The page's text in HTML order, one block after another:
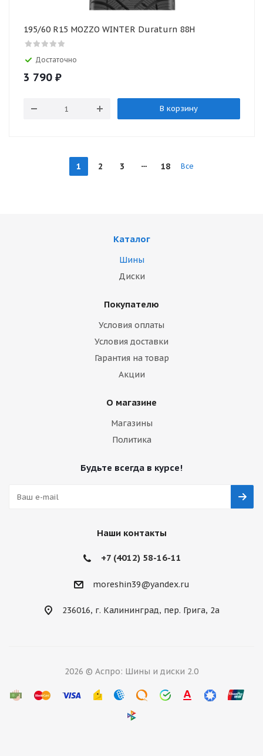
195/60 R15 MOZZO WINTER Duraturn 88H
Достаточно
3 790 ₽
В корзину
1 2 3 18 Все
Каталог
Шины
Диски
Покупателю
Условия оплаты
Условия доставки
Гарантия на товар
Акции
О магазине
Магазины
Политика
Будьте всегда в курсе!
Наши контакты
+7 (4012) 58-16-11
moreshin39@yandex.ru
236016, г. Калининград, пер. Грига, 2а
2026 © Аспро: Шины и диски 2.0